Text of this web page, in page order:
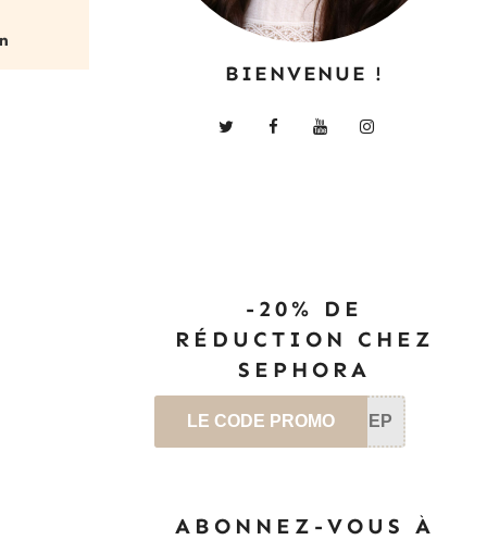
BIENVENUE !
-20% DE
RÉDUCTION CHEZ
SEPHORA
LE CODE PROMO SEP
ABONNEZ-VOUS À